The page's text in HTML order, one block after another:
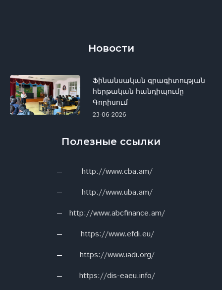
Новости
Ֆինանսական գրագիտության
հերթական հանդիպումը
Գորիսում
23-06-2026
Полезные ссылки
http://www.cba.am/
http://www.uba.am/
http://www.abcfinance.am/
https://www.efdi.eu/
https://www.iadi.org/
https://dis-eaeu.info/